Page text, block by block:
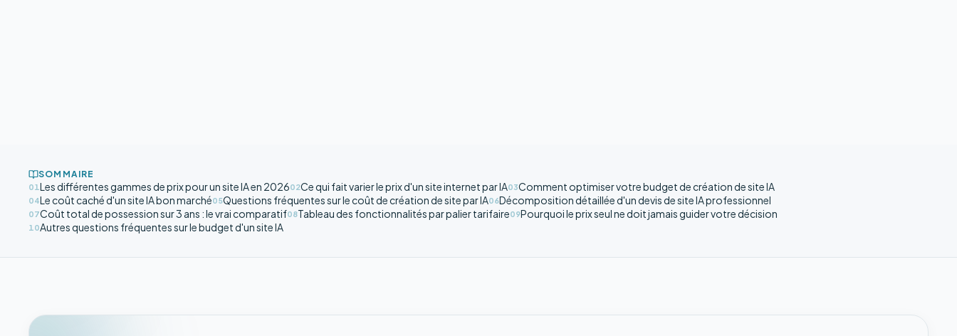
SOMMAIRE
01Les différentes gammes de prix pour un site IA en 202602Ce qui fait varier le prix d'un site internet par IA03Comment optimiser votre budget de création de site IA
04Le coût caché d'un site IA bon marché05Questions fréquentes sur le coût de création de site par IA06Décomposition détaillée d'un devis de site IA professionnel
07Coût total de possession sur 3 ans : le vrai comparatif08Tableau des fonctionnalités par palier tarifaire09Pourquoi le prix seul ne doit jamais guider votre décision
10Autres questions fréquentes sur le budget d'un site IA